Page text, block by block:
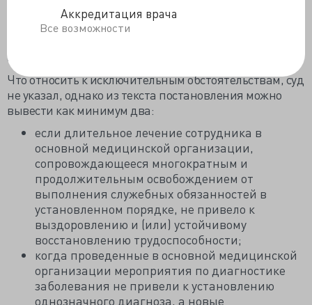
Аккредитация врача
Все возможности
экспертизы временной нетрудоспособности, при
наличии исключительных обстоятельств, объективно
организацию.
Что относить к исключительным обстоятельствам, суд
не указал, однако из текста постановления можно
вывести как минимум два:
если длительное лечение сотрудника в
основной медицинской организации,
сопровождающееся многократным и
продолжительным освобождением от
выполнения служебных обязанностей в
установленном порядке, не привело к
выздоровлению и (или) устойчивому
восстановлению трудоспособности;
когда проведенные в основной медицинской
организации мероприятия по диагностике
заболевания не привели к установлению
однозначного диагноза, а новые